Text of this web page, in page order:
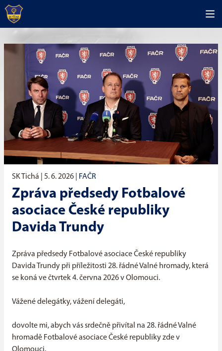
SK Tichá | 5. 6. 2026 FAČR
Zpráva předsedy Fotbalové
asociace České republiky
Davida Trundy
Zpráva předsedy Fotbalové asociace České republiky
Davida Trundy při příležitosti 28. řádné Valné hromady, která
se koná ve čtvrtek 4. června 2026 v Olomouci.
Vážené delegátky, vážení delegáti,
dovolte mi, abych vás srdečně přivítal na 28. řádné Valné
hromadě Fotbalové asociace České republiky zde v